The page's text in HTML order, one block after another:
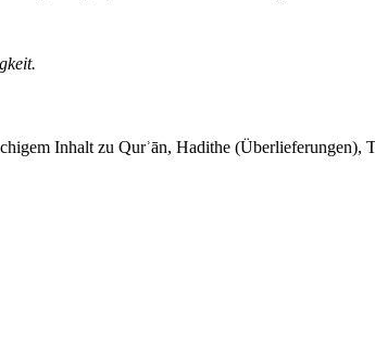
Inhalt zu Qurʾān, Hadithe (Überlieferungen),